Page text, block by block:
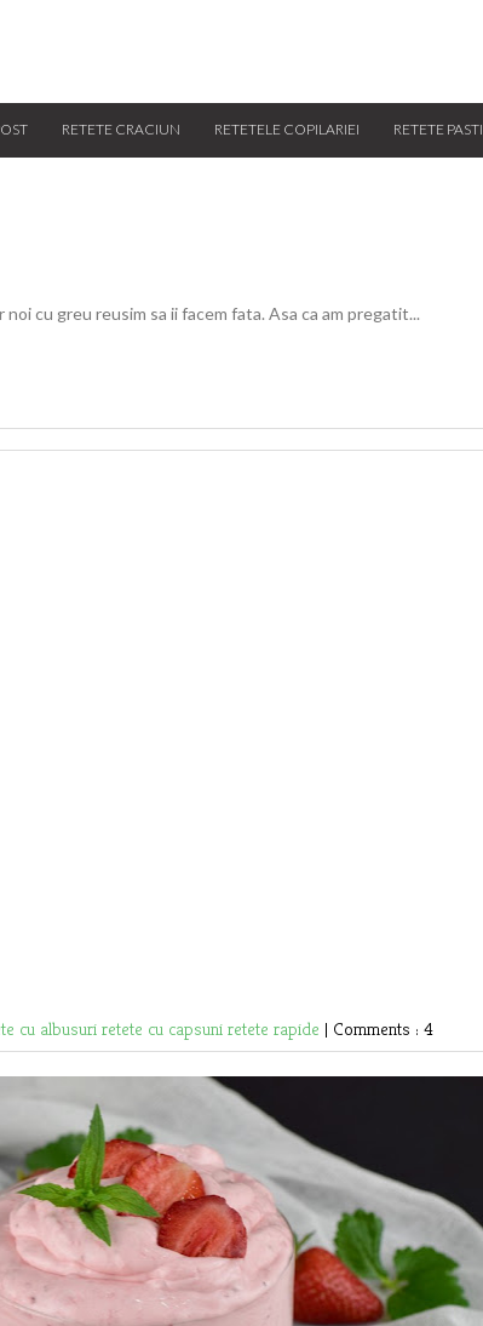
RETETE CRACIUN RETETELE COPILARIEI RETETE PASTI
cu greu reusim sa ii facem fata. Asa ca am pregatit...
cu albusuri retete cu capsuni retete rapide | Comments : 4